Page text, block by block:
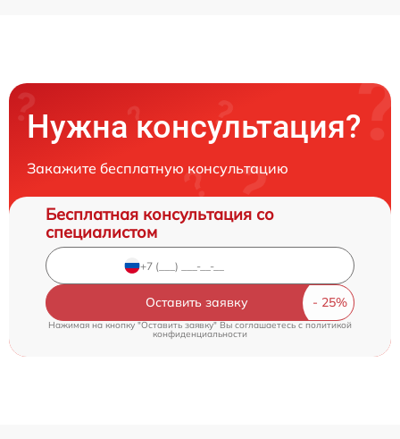
Нужна консультация?
Закажите бесплатную консультацию
Бесплатная консультация со
специалистом
Оставить заявку
Нажимая на кнопку "Оставить заявку" Вы соглашаетесь c политикой
конфиденциальности